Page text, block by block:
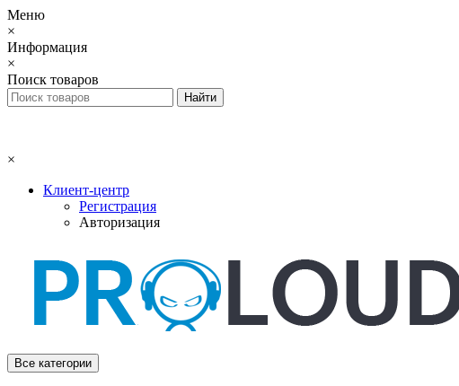
Меню
×
Информация
×
Поиск товаров
×
Клиент-центр
Регистрация
Авторизация
Все категории